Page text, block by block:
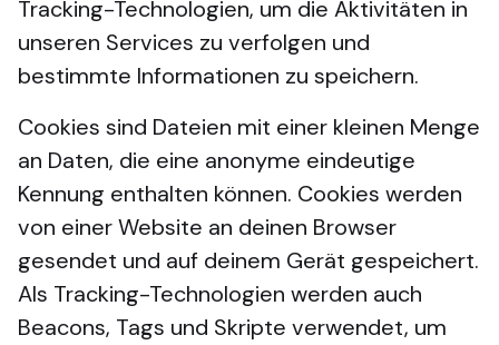
Tracking-Technologien, um die Aktivitäten in
unseren Services zu verfolgen und
bestimmte Informationen zu speichern.
Cookies sind Dateien mit einer kleinen Menge
an Daten, die eine anonyme eindeutige
Kennung enthalten können. Cookies werden
von einer Website an deinen Browser
gesendet und auf deinem Gerät gespeichert.
Als Tracking-Technologien werden auch
Beacons, Tags und Skripte verwendet, um